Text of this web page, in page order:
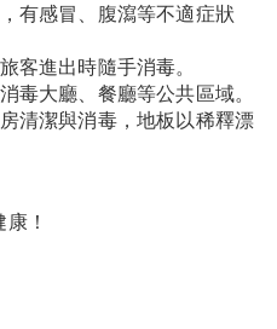
有感冒、腹瀉等不適症狀
客進出時隨手消毒。
毒大廳、餐廳等公共區域。
清潔與消毒，地板以稀釋漂
！